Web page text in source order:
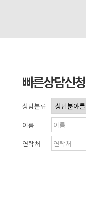
빠른상담신청
상담분류
이름
연락처